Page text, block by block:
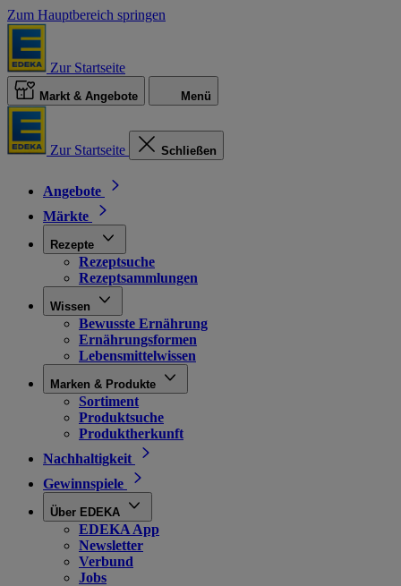
Zum Hauptbereich springen
Zur Startseite
Markt & Angebote Menü
Zur Startseite Schließen
Angebote
Märkte
Rezepte
Rezeptsuche
Rezeptsammlungen
Wissen
Bewusste Ernährung
Ernährungsformen
Lebensmittelwissen
Marken & Produkte
Sortiment
Produktsuche
Produktherkunft
Nachhaltigkeit
Gewinnspiele
Über EDEKA
EDEKA App
Newsletter
Verbund
Jobs